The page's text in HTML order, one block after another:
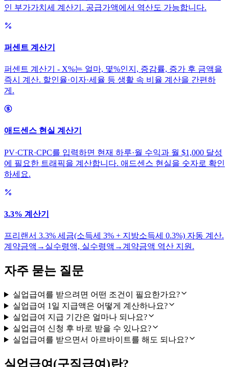
인 부가가치세 계산기. 공급가액에서 역산도 가능합니다.
퍼센트 계산기
퍼센트 계산기 - X%는 얼마, 몇%인지, 증감률, 증가 후 금액을
즉시 계산. 할인율·이자·세율 등 생활 속 비율 계산을 간편하
게.
애드센스 현실 계산기
PV·CTR·CPC를 입력하면 현재 하루·월 수익과 월 $1,000 달성
에 필요한 트래픽을 계산합니다. 애드센스 현실을 숫자로 확인
하세요.
3.3% 계산기
프리랜서 3.3% 세금(소득세 3% + 지방소득세 0.3%) 자동 계산.
계약금액→실수령액, 실수령액→계약금액 역산 지원.
자주 묻는 질문
실업급여를 받으려면 어떤 조건이 필요한가요?
실업급여 1일 지급액은 어떻게 계산하나요?
실업급여 지급 기간은 얼마나 되나요?
실업급여 신청 후 바로 받을 수 있나요?
실업급여를 받으면서 아르바이트를 해도 되나요?
실업급여(구직급여)란?